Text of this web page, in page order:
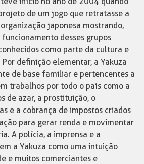
de um jogo que retratasse a
japonesa mostrando,
desses grupos
como parte da cultura e
definição elementar, a Yakuza
de base familiar e pertencentes a
trabalhos por todo o país como a
de azar, a prostituição, o
e a cobrança de impostos criados
para gerar renda e movimentar
A polícia, a imprensa e a
a Yakuza como uma intuição
e muitos comerciantes e